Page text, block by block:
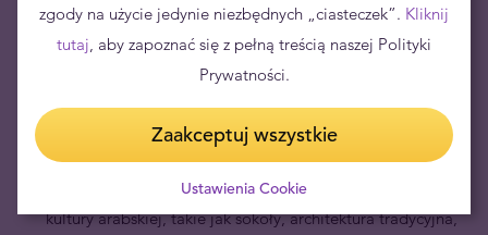
motyw, aby ukazać bogatą historię i dziedzictwo Emiratów.
Waluta Dubaju dostępna w różnych nominałach i maja
Dwujęzyczność: Na awersie teksty są w języku arabskim, a
na rewersie w języku angielskim.
: Banknoty często przedstawiają symbole
kultury arabskiej, takie jak sokoły, architektura tradycyjna,
zgody na użycie jedynie niezbędnych „ciasteczek”. Kliknij
tutaj, aby zapoznać się z pełną treścią naszej Polityki
Prywatności.
Zaakceptuj wszystkie
Ustawienia Cookie